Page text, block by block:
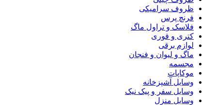
ظروف سرامیکی
فرنچ پرس
فلاسک و تراول ماگ
کتری و قوری
لوازم برقی
ماگ و لیوان و فنجان
مجسمه
موکاپات
وسایل آشپزخانه
وسایل سفر و پیک نیک
وسایل منزل